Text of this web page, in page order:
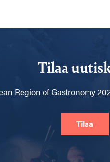
Tilaa
Region of Gastronomy
Tilaa